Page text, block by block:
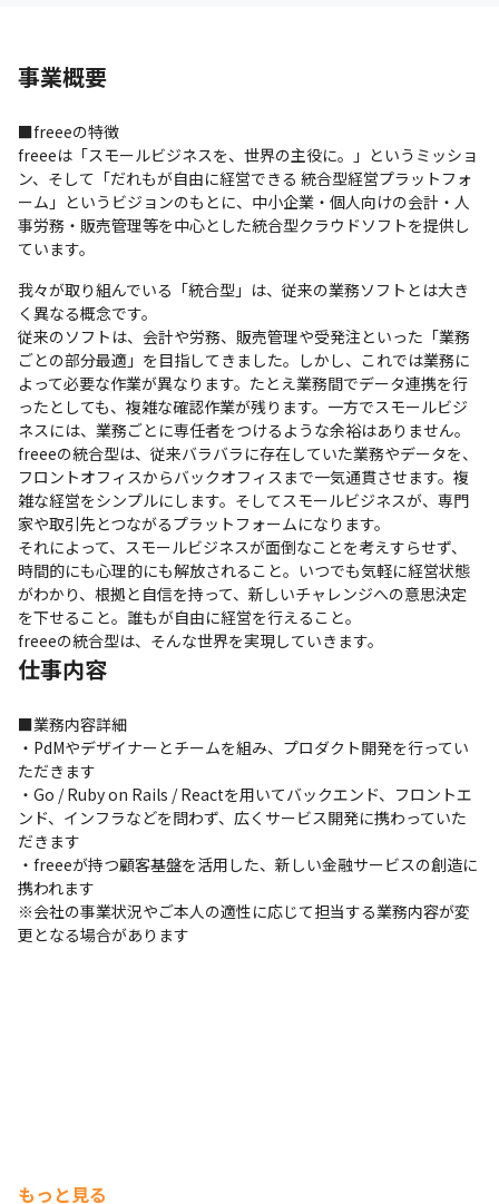
事業概要
■freeeの特徴
freeeは「スモールビジネスを、世界の主役に。」というミッショ
ン、そして「だれもが自由に経営できる 統合型経営プラットフォ
ーム」というビジョンのもとに、中小企業・個人向けの会計・人
事労務・販売管理等を中心とした統合型クラウドソフトを提供し
ています。
我々が取り組んでいる「統合型」は、従来の業務ソフトとは大き
く異なる概念です。
従来のソフトは、会計や労務、販売管理や受発注といった「業務
ごとの部分最適」を目指してきました。しかし、これでは業務に
よって必要な作業が異なります。たとえ業務間でデータ連携を行
ったとしても、複雑な確認作業が残ります。一方でスモールビジ
ネスには、業務ごとに専任者をつけるような余裕はありません。
freeeの統合型は、従来バラバラに存在していた業務やデータを、
フロントオフィスからバックオフィスまで一気通貫させます。複
雑な経営をシンプルにします。そしてスモールビジネスが、専門
家や取引先とつながるプラットフォームになります。
それによって、スモールビジネスが面倒なことを考えすらせず、
時間的にも心理的にも解放されること。いつでも気軽に経営状態
がわかり、根拠と自信を持って、新しいチャレンジへの意思決定
を下せること。誰もが自由に経営を行えること。
freeeの統合型は、そんな世界を実現していきます。
仕事内容
■業務内容詳細
・PdMやデザイナーとチームを組み、プロダクト開発を行ってい
ただきます
・Go / Ruby on Rails / Reactを用いてバックエンド、フロントエ
ンド、インフラなどを問わず、広くサービス開発に携わっていた
だきます
・freeeが持つ顧客基盤を活用した、新しい金融サービスの創造に
携われます
※会社の事業状況やご本人の適性に応じて担当する業務内容が変
更となる場合があります
もっと見る